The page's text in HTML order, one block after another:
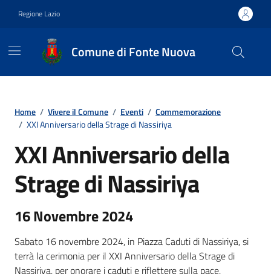
Regione Lazio
Comune di Fonte Nuova
Home / Vivere il Comune / Eventi / Commemorazione
/ XXI Anniversario della Strage di Nassiriya
XXI Anniversario della
Strage di Nassiriya
16 Novembre 2024
Sabato 16 novembre 2024, in Piazza Caduti di Nassiriya, si
terrà la cerimonia per il XXI Anniversario della Strage di
Nassiriya, per onorare i caduti e riflettere sulla pace.